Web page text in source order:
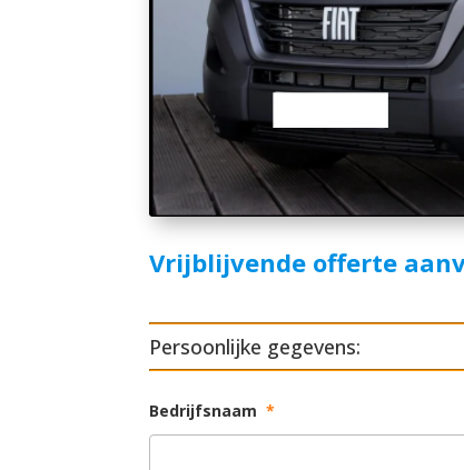
Vrijblijvende offerte
Persoonlijke gegevens:
Bedrijfsnaam *